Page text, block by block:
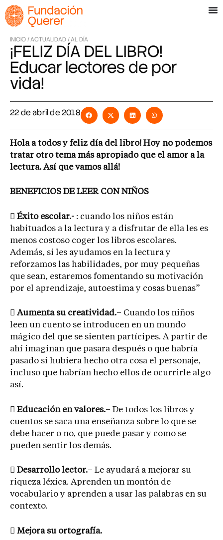
INICIO /ACTUALIDAD /AL DÍA
¡FELIZ DÍA DEL LIBRO!
Educar lectores de por
vida!
22 de abril de 2018
Hola a todos y feliz día del libro! Hoy no podemos
tratar otro tema más apropiado que el amor a la
lectura. Así que vamos allá!
BENEFICIOS DE LEER CON NIÑOS
 Éxito escolar.- : cuando los niños están
habituados a la lectura y a disfrutar de ella les es
menos costoso coger los libros escolares.
Además, si les ayudamos en la lectura y
reforzamos las habilidades, por muy pequeñas
que sean, estaremos fomentando su motivación
por el aprendizaje, autoestima y cosas buenas”
 Aumenta su creatividad.– Cuando los niños
leen un cuento se introducen en un mundo
mágico del que se sienten partícipes. A partir de
ahí imaginan que pasara después o que habría
pasado si hubiera hecho otra cosa el personaje,
incluso que habrían hecho ellos de ocurrirle algo
así.
 Educación en valores.– De todos los libros y
cuentos se saca una enseñanza sobre lo que se
debe hacer o no, que puede pasar y como se
pueden sentir los demás.
 Desarrollo lector.– Le ayudará a mejorar su
riqueza léxica. Aprenden un montón de
vocabulario y aprenden a usar las palabras en su
contexto.
 Mejora su ortografía.